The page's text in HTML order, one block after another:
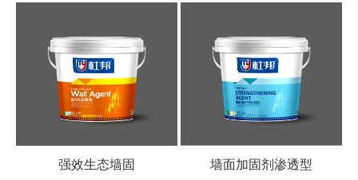
强效生态墙固 墙面加固剂渗透型